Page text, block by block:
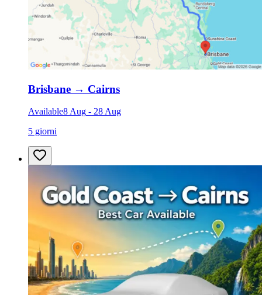
Brisbane → Cairns
Available8 Aug - 28 Aug
5 giorni